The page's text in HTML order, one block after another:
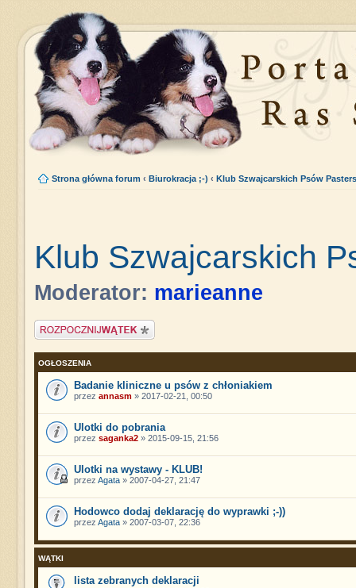
Strona główna forum ‹ Biurokracja ;-) ‹ Klub Szwajcarskich Psów
Klub Szwajcarskich
Moderator: marieanne
Napisz wątek
OGŁOSZENIA
Badanie kliniczne u psów z chłoniakiem
przez annasm» 2017-02-21, 00:50
Ulotki do pobrania
przez saganka2» 2015-09-15, 21:56
Ulotki na wystawy - KLUB!
przez Agata» 2007-04-27, 21:47
Hodowco dodaj deklarację do wyprawki ;-))
przez Agata» 2007-03-07, 22:36
WĄTKI
lista zebranych deklaracji